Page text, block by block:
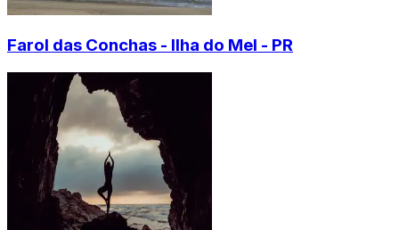
Farol das Conchas - Ilha do Mel - PR